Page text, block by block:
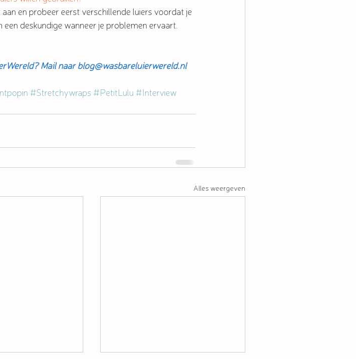
en probeer eerst verschillende luiers voordat je
deskundige wanneer je problemen ervaart.
Mail naar blog@wasbareluierwereld.nl
#Stretchywraps #PetitLulu #Interview
Alles weergeven